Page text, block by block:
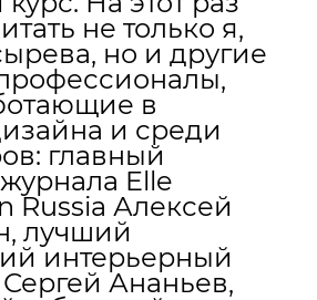
не только я,
но и другие
в
и среди
главный
Elle
Russia Алексей
лучший
интерьерный
Ананьев,